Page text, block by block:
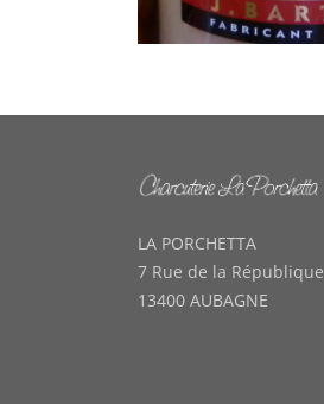
LA PORCHETTA
7 Rue de la République
13400 AUBAGNE